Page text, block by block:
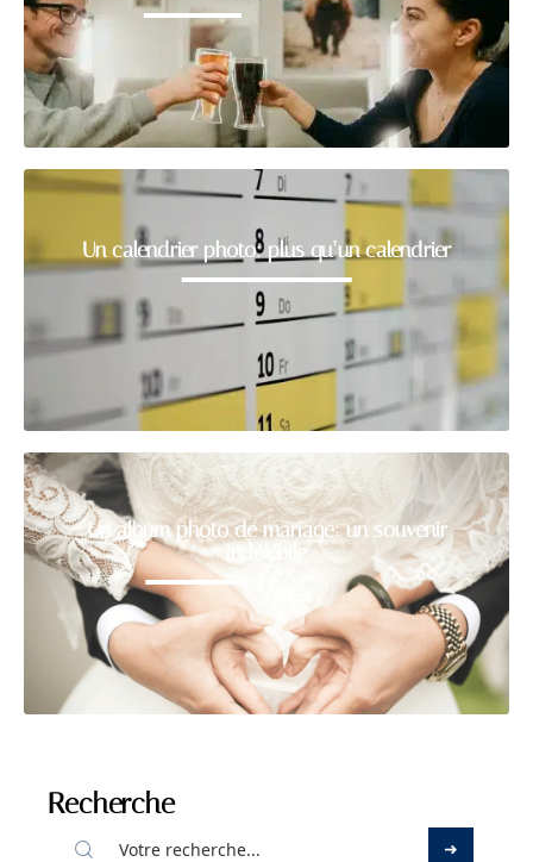
Un calendrier photo: plus qu’un calendrier
Un album photo de mariage: un souvenir
indélébile
Recherche